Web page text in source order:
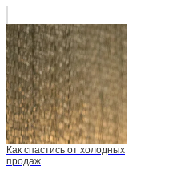
Как спастись от холодных
продаж